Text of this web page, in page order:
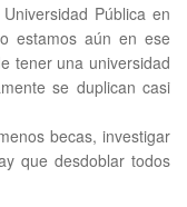
Pública en
estamos aún en ese
tener una universidad
se duplican casi
becas, investigar
que desdoblar todos